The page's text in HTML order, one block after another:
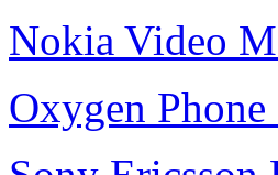
Nokia Video
Oxygen